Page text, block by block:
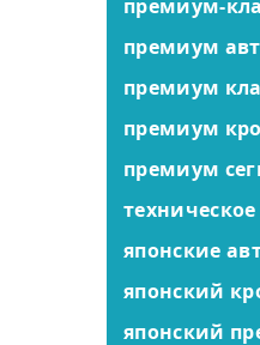
премиум-
премиум
премиум
премиум
премиум
японские
японский
японский